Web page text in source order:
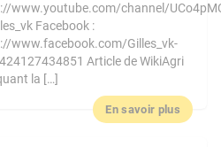
www.youtube.com/channel/
Facebook :
www.facebook.com/Gilles_vk-
Article de WikiAgri
la […]
En savoir plus